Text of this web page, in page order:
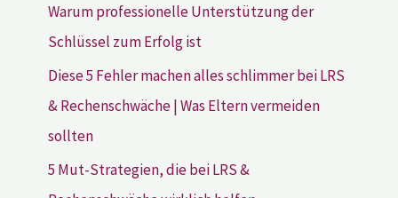
Warum professionelle Unterstützung der
Schlüssel zum Erfolg ist
Diese 5 Fehler machen alles schlimmer bei LRS
& Rechenschwäche | Was Eltern vermeiden
sollten
5 Mut-Strategien, die bei LRS &